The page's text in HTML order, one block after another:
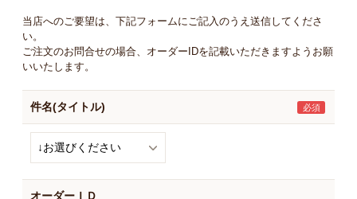
当店へのご要望は、下記フォームにご記入のうえ送信してくださ
い。
ご注文のお問合せの場合、オーダーIDを記載いただきますようお願
いいたします。
件名(タイトル)
オーダーＩＤ